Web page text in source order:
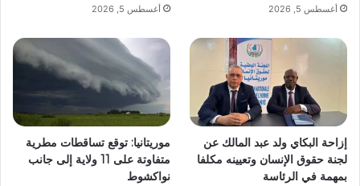
أغسطس 5, 2026 أغسطس 5, 2026
إزاحة البكاي ولد عبد المالك عن
لجنة حقوق الإنسان وتعيينه مكلفا
بمهمة في الرئاسة
موريتانيا: توقع تساقطات مطرية
متفاوتة على 11 ولاية إلى جانب
نواكشوط